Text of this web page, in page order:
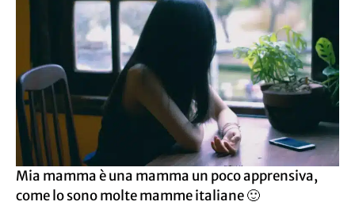
Mia mamma è una mamma un poco apprensiva,
come lo sono molte mamme italiane 🙂